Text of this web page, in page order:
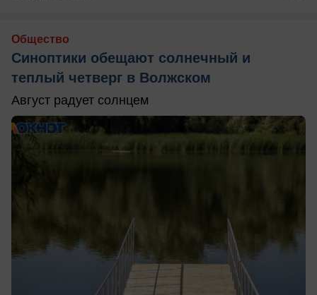
Общество
Синоптики обещают солнечный и
теплый четверг в Волжском
Август радует солнцем